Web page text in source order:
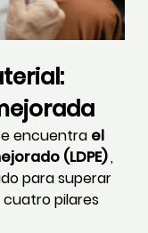
encuentra el
(LDPE),
para superar
pilares